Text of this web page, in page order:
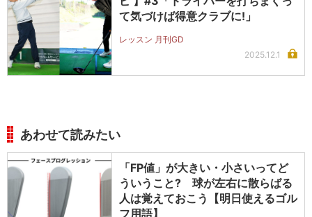
て気づけば得意クラブに!」
レッスン 月刊GD
2025.12.1
あわせて読みたい
「FP値」が大きい・小さいってど
ういうこと? 球が左右に散らばる
人は覚えておこう【明日使えるゴル
フ用語】